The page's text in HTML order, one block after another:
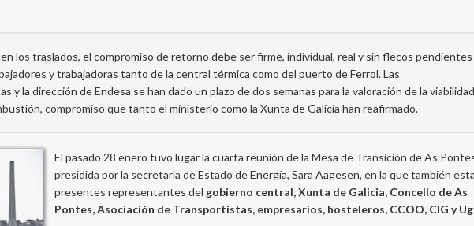
los traslados, el compromiso de retorno debe ser firme, individual, real y sin flecos pendientes
y trabajadoras tanto de la central térmica como del puerto de Ferrol. Las
y la dirección de Endesa se han dado un plazo de dos semanas para la valoración de la viabilidad
compromiso que tanto el ministerio como la Xunta de Galicia han reafirmado.
El pasado 28 enero tuvo lugar la cuarta reunión de la Mesa de Transición de As
presidida por la secretaria de Estado de Energía, Sara Aagesen, en la que también
presentes representantes del gobierno central, Xunta de Galicia, Concello de As
Pontes, Asociación de Transportistas, empresarios, hosteleros, CCOO, CIG y